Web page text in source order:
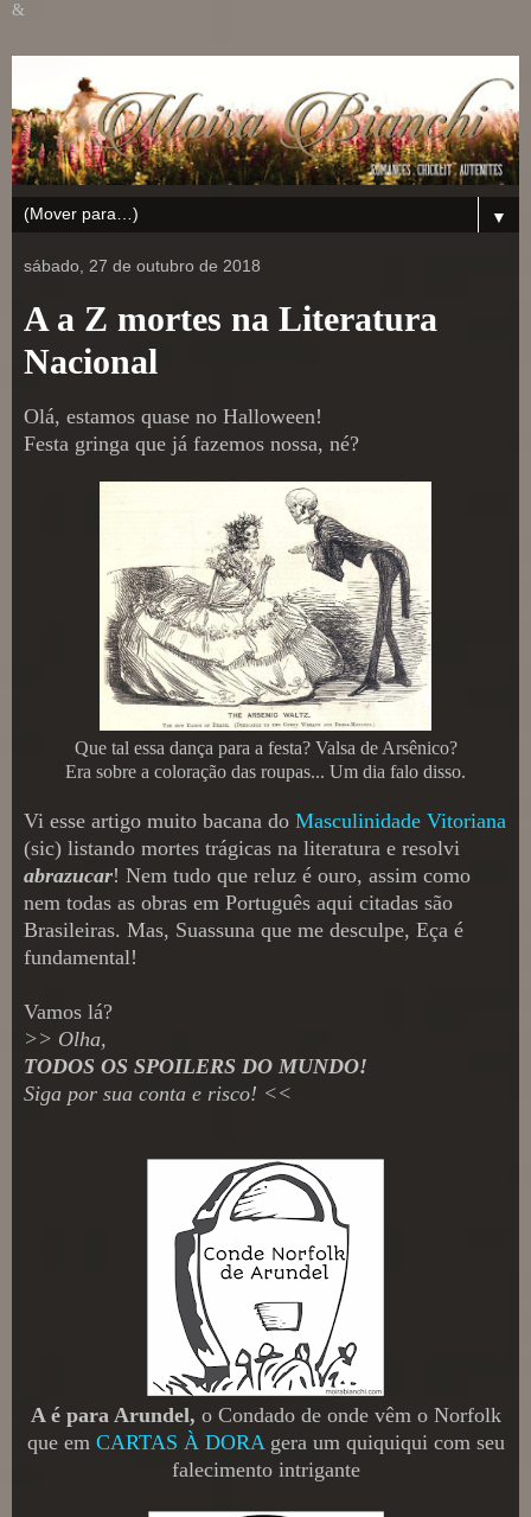
&
▼
sábado, 27 de outubro de 2018
A a Z mortes na Literatura
Nacional
Olá, estamos quase no Halloween!
Festa gringa que já fazemos nossa, né?
Que tal essa dança para a festa? Valsa de Arsênico?
Era sobre a coloração das roupas... Um dia falo disso.
Vi esse artigo muito bacana do Masculinidade Vitoriana
(sic) listando mortes trágicas na literatura e resolvi
abrazucar! Nem tudo que reluz é ouro, assim como
nem todas as obras em Português aqui citadas são
Brasileiras. Mas, Suassuna que me desculpe, Eça é
fundamental!
Vamos lá?
>> Olha,
TODOS OS SPOILERS DO MUNDO!
Siga por sua conta e risco! <<
A é para Arundel, o Condado de onde vêm o Norfolk
que em CARTAS À DORA gera um quiquiqui com seu
falecimento intrigante